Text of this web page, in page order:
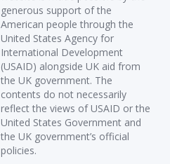
generous support of the
American people through the
United States Agency for
International Development
(USAID) alongside UK aid from
the UK government. The
contents do not necessarily
reflect the views of USAID or the
United States Government and
the UK government’s official
policies.